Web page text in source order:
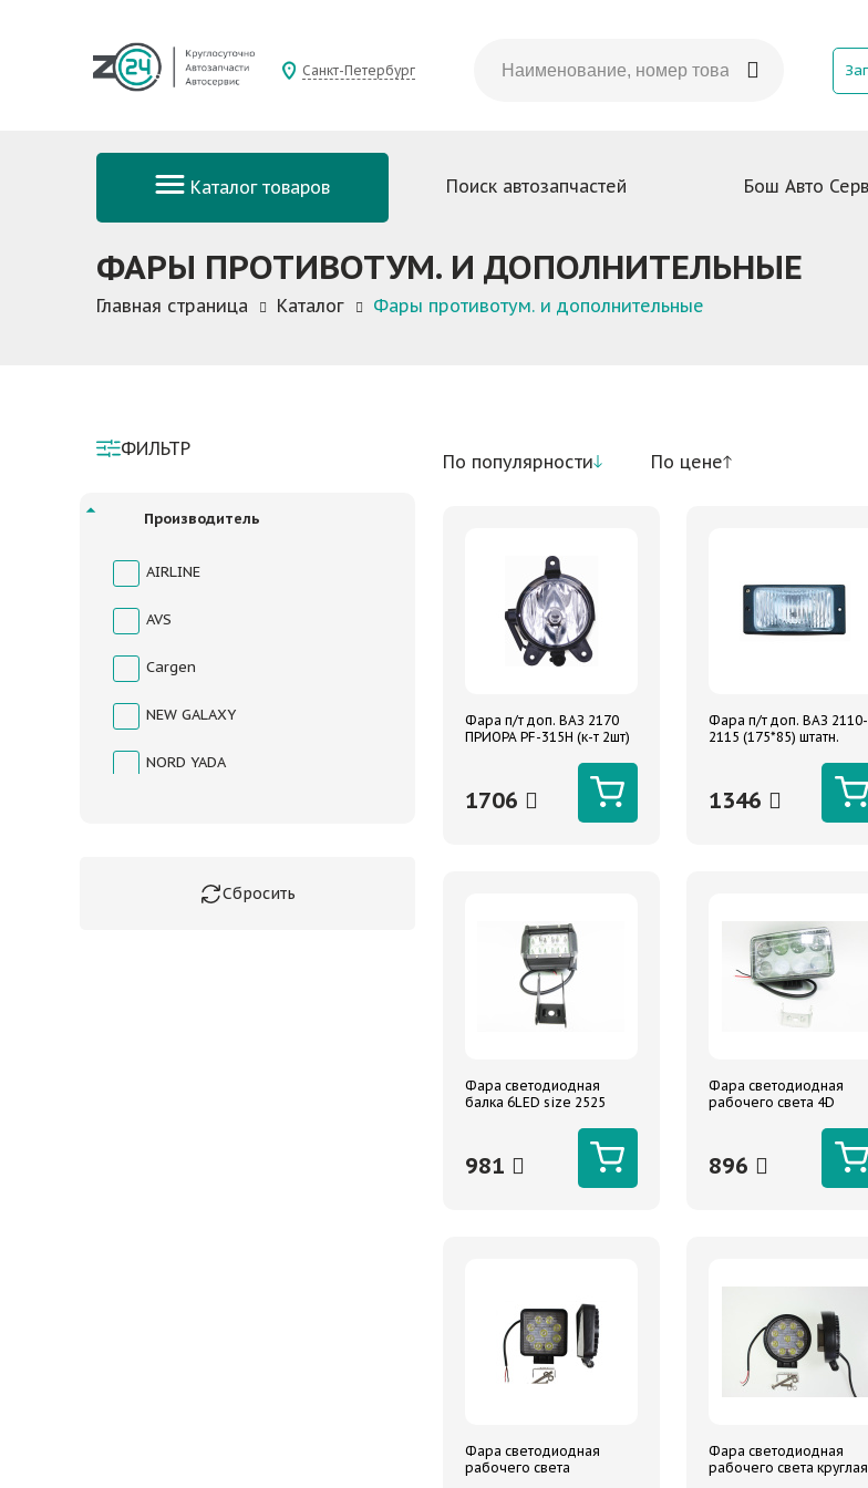
Санкт-Петербург
Каталог товаров Поиск автозапчастей Бош Авто
ФАРЫ ПРОТИВОТУМ. И ДОПОЛНИТЕЛЬНЫЕ
Главная страница Каталог Фары противотум. и дополнительные
ФИЛЬТР
Производитель
AIRLINE
AVS
Cargen
NEW GALAXY
NORD YADA
Автопласт
По популярности По цене
Фара п/т доп. ВАЗ 2170
ПРИОРА PF-315H (к-т 2шт)
1706
Фара п/т доп. ВАЗ 2110-
2115 (175*85) штатн.
1346
Фара светодиодная
балка 6LED size 2525
90*80*65 18 Вт TM NORD
981
Фара светодиодная
рабочего света 4D
150*90*60mm TM NORD
896
Фара светодиодная
рабочего света
Фара светодиодная
рабочего света круглая